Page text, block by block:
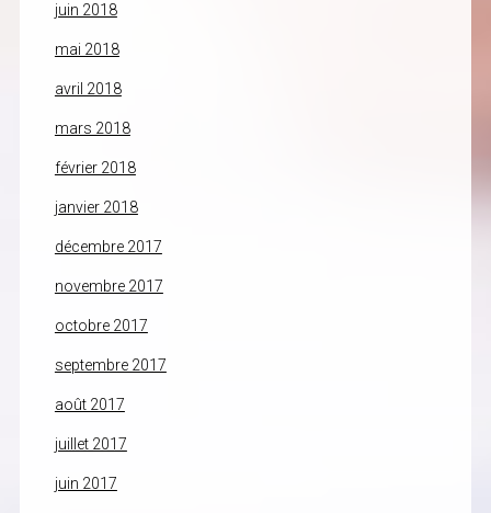
juin 2018
mai 2018
avril 2018
mars 2018
février 2018
janvier 2018
décembre 2017
novembre 2017
octobre 2017
septembre 2017
août 2017
juillet 2017
juin 2017